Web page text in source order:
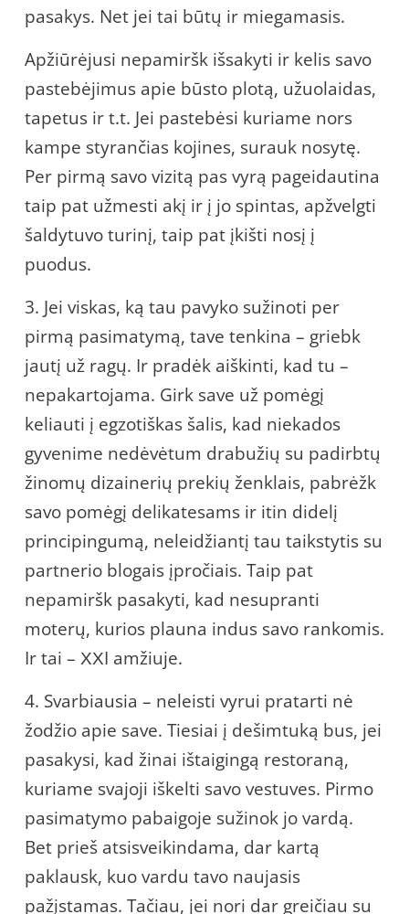
pasakys. Net jei tai būtų ir miegamasis.
Apžiūrėjusi nepamiršk išsakyti ir kelis savo
pastebėjimus apie būsto plotą, užuolaidas,
tapetus ir t.t. Jei pastebėsi kuriame nors
kampe styrančias kojines, surauk nosytę.
Per pirmą savo vizitą pas vyrą pageidautina
taip pat užmesti akį ir į jo spintas, apžvelgti
šaldytuvo turinį, taip pat įkišti nosį į
puodus.
3. Jei viskas, ką tau pavyko sužinoti per
pirmą pasimatymą, tave tenkina – griebk
jautį už ragų. Ir pradėk aiškinti, kad tu –
nepakartojama. Girk save už pomėgį
keliauti į egzotiškas šalis, kad niekados
gyvenime nedėvėtum drabužių su padirbtų
žinomų dizainerių prekių ženklais, pabrėžk
savo pomėgį delikatesams ir itin didelį
principingumą, neleidžiantį tau taikstytis su
partnerio blogais įpročiais. Taip pat
nepamiršk pasakyti, kad nesupranti
moterų, kurios plauna indus savo rankomis.
Ir tai – ХХI amžiuje.
4. Svarbiausia – neleisti vyrui pratarti nė
žodžio apie save. Tiesiai į dešimtuką bus, jei
pasakysi, kad žinai ištaigingą restoraną,
kuriame svajoji iškelti savo vestuves. Pirmo
pasimatymo pabaigoje sužinok jo vardą.
Bet prieš atsisveikindama, dar kartą
paklausk, kuo vardu tavo naujasis
pažįstamas. Tačiau, jei nori dar greičiau su